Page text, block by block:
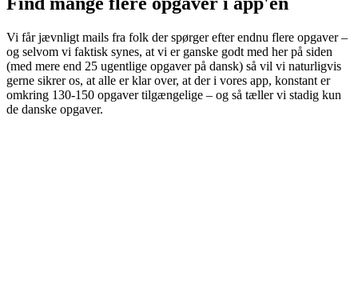
Vi får jævnligt mails fra folk der spørger efter endnu flere opgaver –
og selvom vi faktisk synes, at vi er ganske godt med her på siden
(med mere end 25 ugentlige opgaver på dansk) så vil vi naturligvis
gerne sikrer os, at alle er klar over, at der i vores app, konstant er
omkring 130-150 opgaver tilgængelige – og så tæller vi stadig kun
de danske opgaver.